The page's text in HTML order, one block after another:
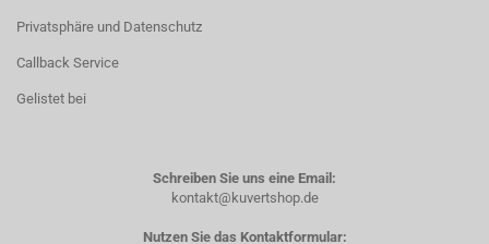
Privatsphäre und Datenschutz
Callback Service
Gelistet bei
Schreiben Sie uns eine Email:
kontakt@kuvertshop.de
Nutzen Sie das Kontaktformular: